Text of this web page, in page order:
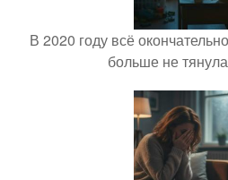
В 2020 году всё
больше не